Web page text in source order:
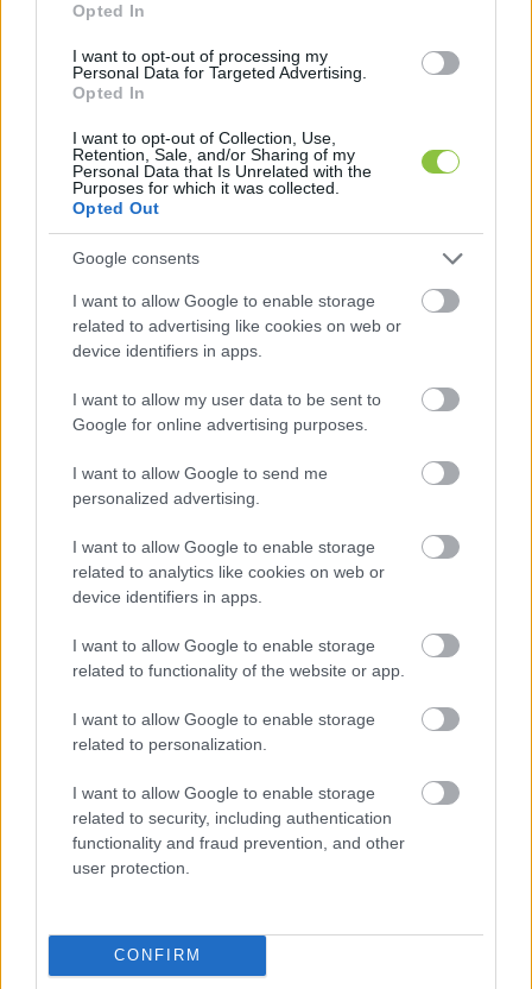
Opted In
I want to opt-out of processing my
Personal Data for Targeted Advertising.
Opted In
I want to opt-out of Collection, Use,
Retention, Sale, and/or Sharing of my
Personal Data that Is Unrelated with the
Purposes for which it was collected.
Opted Out
Google consents
I want to allow Google to enable storage
related to advertising like cookies on web or
device identifiers in apps.
I want to allow my user data to be sent to
Google for online advertising purposes.
I want to allow Google to send me
personalized advertising.
I want to allow Google to enable storage
related to analytics like cookies on web or
device identifiers in apps.
I want to allow Google to enable storage
related to functionality of the website or app.
I want to allow Google to enable storage
related to personalization.
I want to allow Google to enable storage
related to security, including authentication
functionality and fraud prevention, and other
user protection.
CONFIRM
A porkezelés az építőiparban nem
kényelmi kérdés
Az építőipari technológiák egyik legjellemzőbb
kísérőjelensége a por. Ahol cementet, ásványi
port, száraz adalékot vagy finom szemcsés
anyagot kezelnek, ott a porszűrés nem utólagos
feladat, hanem a technológia része. A
Komponent kategóriaoldalán ezért a SILOTOP
porszűrő, a DUSTSHAKE porszűrő, a WAMAIR
porgyűjtő és a WAMFLO hengeres porszűrő
ugyanabban az iparági környezetben
szerepelnek, mint a szállító- és
adagolóberendezések. Emellett a CLSW
homokmosó, a DUSTFIX zagyosító és a
WETDUST zagyosító is megtalálható a
kínálatban, ami azt mutatja, hogy az építőipari
porkezelés lehet száraz vagy nedves
technológiához kapcsolódó feladat is.
Ez azért lényeges, mert a por nemcsak takarítási
többletet jelent. Rontja a gépek környezetét,
terheli a karbantartást, veszteséget okozhat az
munkakörnyezetet is eredményez. A jól
megválasztott porgyűjtő vagy porszűrő ezért